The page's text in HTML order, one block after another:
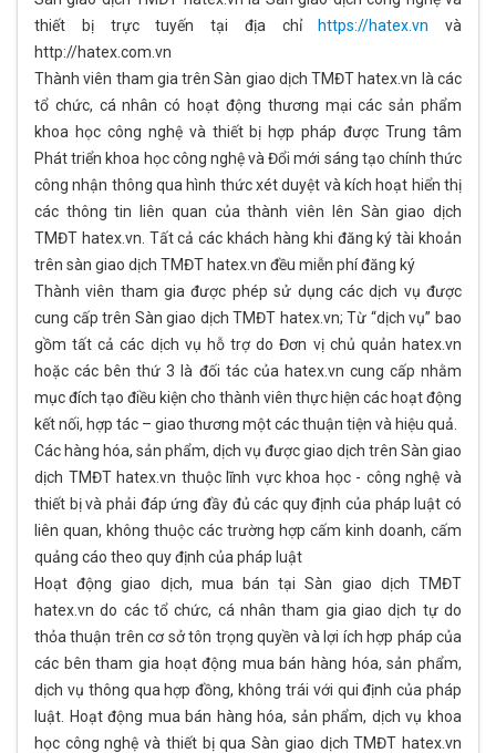
thiết bị trực tuyến tại địa chỉ
https://hatex.vn và
http://hatex.com.vn
Thành viên tham gia trên Sàn giao dịch TMĐT hatex.vn là các
tổ chức, cá nhân có hoạt động thương mại các sản phẩm
khoa học công nghệ và thiết bị hợp pháp được Trung tâm
Phát triển khoa học công nghệ và Đổi mới sáng tạo chính thức
công nhận thông qua hình thức xét duyệt và kích hoạt hiển thị
các thông tin liên quan của thành viên lên Sàn giao dịch
TMĐT hatex.vn. Tất cả các khách hàng khi đăng ký tài khoản
trên sàn giao dịch TMĐT hatex.vn đều miễn phí đăng ký
Thành viên tham gia được phép sử dụng các dịch vụ được
cung cấp trên Sàn giao dịch TMĐT hatex.vn; Từ “dịch vụ” bao
gồm tất cả các dịch vụ hỗ trợ do Đơn vị chủ quản hatex.vn
hoặc các bên thứ 3 là đối tác của hatex.vn cung cấp nhằm
mục đích tạo điều kiện cho thành viên thực hiện các hoạt động
kết nối, hợp tác – giao thương một các thuận tiện và hiệu quả.
Các hàng hóa, sản phẩm, dịch vụ được giao dịch trên Sàn giao
dịch TMĐT hatex.vn thuộc lĩnh vực khoa học - công nghệ và
thiết bị và phải đáp ứng đầy đủ các quy định của pháp luật có
liên quan, không thuộc các trường hợp cấm kinh doanh, cấm
quảng cáo theo quy định của pháp luật
Hoạt động giao dịch, mua bán tại Sàn giao dịch TMĐT
hatex.vn do các tổ chức, cá nhân tham gia giao dịch tự do
thỏa thuận trên cơ sở tôn trọng quyền và lợi ích hợp pháp của
các bên tham gia hoạt động mua bán hàng hóa, sản phẩm,
dịch vụ thông qua hợp đồng, không trái với qui định của pháp
luật. Hoạt động mua bán hàng hóa, sản phẩm, dịch vụ khoa
học công nghệ và thiết bị qua Sàn giao dịch TMĐT hatex.vn